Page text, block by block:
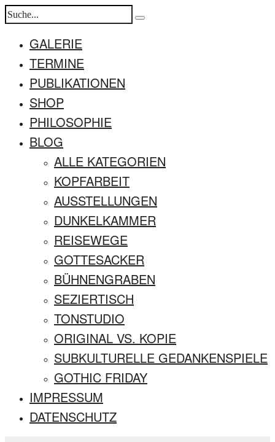
GALERIE
TERMINE
PUBLIKATIONEN
SHOP
PHILOSOPHIE
BLOG
ALLE KATEGORIEN
KOPFARBEIT
AUSSTELLUNGEN
DUNKELKAMMER
REISEWEGE
GOTTESACKER
BÜHNENGRABEN
SEZIERTISCH
TONSTUDIO
ORIGINAL VS. KOPIE
SUBKULTURELLE GEDANKENSPIELE
GOTHIC FRIDAY
IMPRESSUM
DATENSCHUTZ